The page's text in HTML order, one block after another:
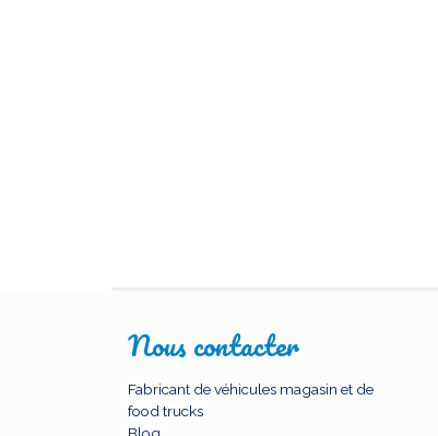
Nous contacter
Fabricant de véhicules magasin et de
food trucks
Blog